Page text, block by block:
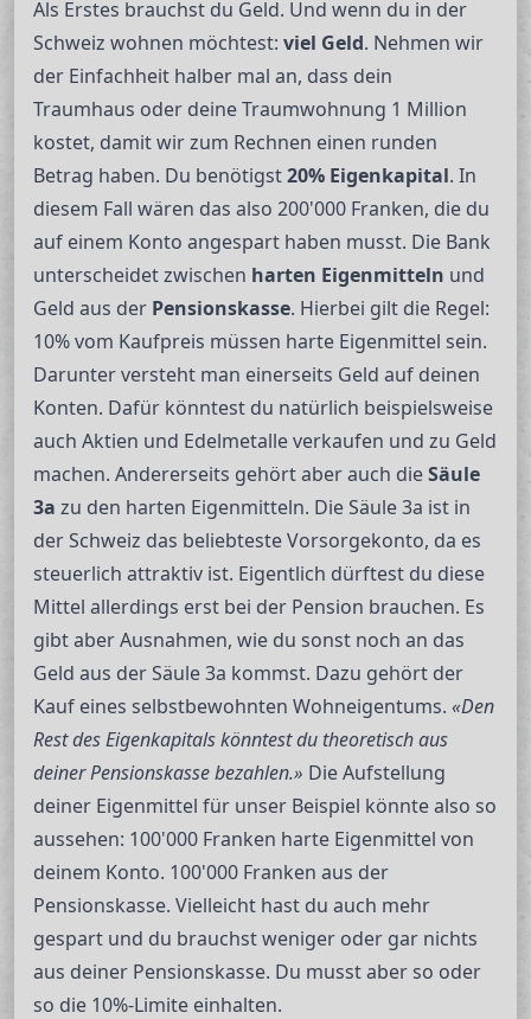
Als Erstes brauchst du Geld. Und wenn du in der
Schweiz wohnen möchtest: viel Geld. Nehmen wir
der Einfachheit halber mal an, dass dein
Traumhaus oder deine Traumwohnung 1 Million
kostet, damit wir zum Rechnen einen runden
Betrag haben. Du benötigst20% Eigenkapital. In
diesem Fall wären das also 200'000 Franken, die du
auf einem Konto angespart haben musst. Die Bank
unterscheidet zwischen harten Eigenmitteln und
Geld aus der Pensionskasse. Hierbei gilt die Regel:
10% vom Kaufpreis müssen harte Eigenmittel sein.
Darunter versteht man einerseits Geld auf deinen
Konten. Dafür könntest du natürlich beispielsweise
auch Aktien und Edelmetalle verkaufen und zu Geld
machen. Andererseits gehört aber auch dieSäule
3a zu den harten Eigenmitteln. Die Säule 3a ist in
der Schweiz das beliebteste Vorsorgekonto, da es
steuerlich attraktiv ist. Eigentlich dürftest du diese
Mittel allerdings erst bei der Pension brauchen. Es
gibt aber Ausnahmen, wie du sonst noch an das
Geld aus der Säule 3a kommst. Dazu gehört der
Kauf eines selbstbewohnten Wohneigentums. «Den
Rest des Eigenkapitals könntest du theoretisch aus
deiner Pensionskasse bezahlen.» Die Aufstellung
deiner Eigenmittel für unser Beispiel könnte also so
aussehen: 100'000 Franken harte Eigenmittel von
deinem Konto. 100'000 Franken aus der
Pensionskasse. Vielleicht hast du auch mehr
gespart und du brauchst weniger oder gar nichts
aus deiner Pensionskasse. Du musst aber so oder
so die 10%-Limite einhalten.